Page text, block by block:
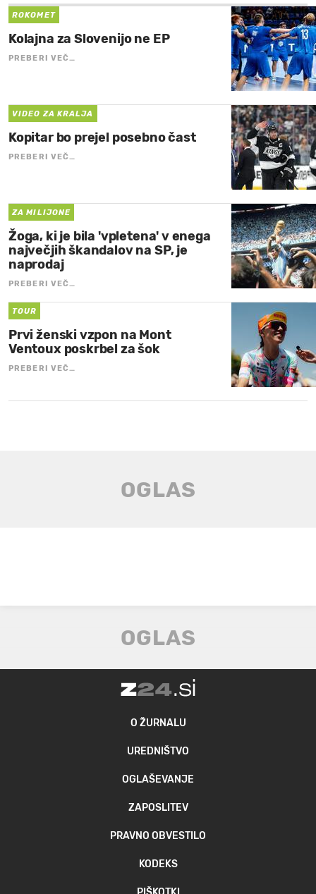
ROKOMET
Kolajna za Slovenijo ne EP
PREBERI VEČ…
VIDEO ZA KRALJA
Kopitar bo prejel posebno čast
PREBERI VEČ…
ZA MILIJONE
Žoga, ki je bila 'vpletena' v enega
največjih škandalov na SP, je
naprodaj
PREBERI VEČ…
TOUR
Prvi ženski vzpon na Mont
Ventoux poskrbel za šok
PREBERI VEČ…
O ŽURNALU
UREDNIŠTVO
OGLAŠEVANJE
ZAPOSLITEV
PRAVNO OBVESTILO
KODEKS